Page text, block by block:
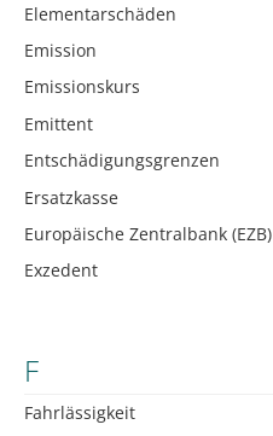
Elementarschäden
Emission
Emissionskurs
Emittent
Entschädigungsgrenzen
Ersatzkasse
Europäische Zentralbank (EZB)
Exzedent
F
Fahrlässigkeit